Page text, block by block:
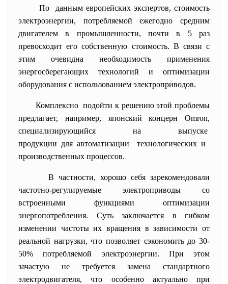
По данным европейских экспертов, стоимость
электроэнергии, потребляемой ежегодно средним
двигателем в промышленности, почти в 5 раз
превосходит его собственную стоимость. В связи с
этим очевидна необходимость применения
энергосберегающих технологий и оптимизации
оборудования с использованием электроприводов.
Комплексно подойти к решению этой проблемы
предлагает, например, японский концерн Omron,
специализирующийся на выпуске
продукции для автоматизации технологических и
производственных процессов.
В частности, хорошо себя зарекомендовали
частотно-регулируемые электроприводы со
встроенными функциями оптимизации
энергопотребления. Суть заключается в гибком
изменении частоты их вращения в зависимости от
реальной нагрузки, что позволяет сэкономить до 30-
50% потребляемой электроэнергии. При этом
зачастую не требуется замена стандартного
электродвигателя, что особенно актуально при